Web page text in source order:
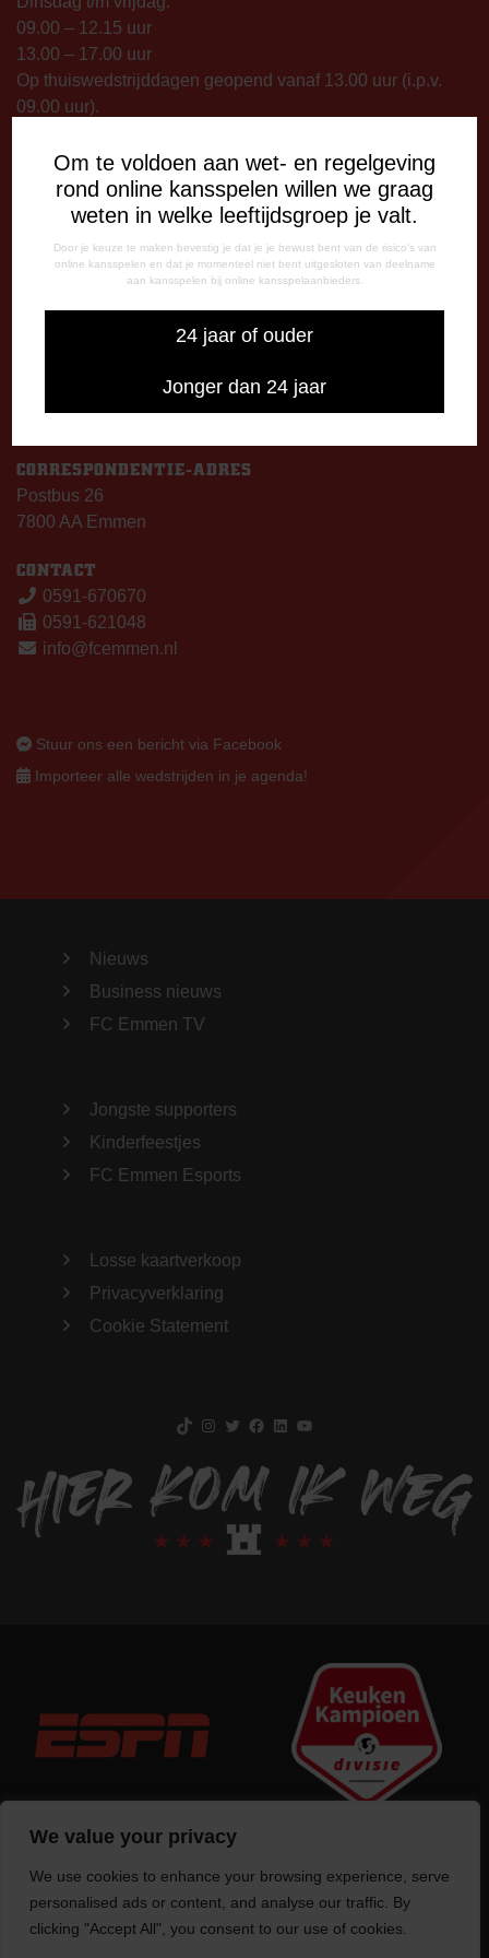
We value your privacy
We use cookies to enhance your browsing experience, serve
personalised ads or content, and analyse our traffic. By
clicking "Accept All", you consent to our use of cookies.
Om te voldoen aan wet- en regelgeving
rond online kansspelen willen we graag
weten in welke leeftijdsgroep je valt.
Door je keuze te maken bevestig je dat je je bewust bent van de risico's van
online kansspelen en dat je momenteel niet bent uitgesloten van deelname
aan kansspelen bij online kansspelaanbieders.
24 jaar of ouder
Jonger dan 24 jaar
09.00 – 12.15 uur
13.00 – 17.00 uur
Op thuiswedstrijddagen geopend vanaf 13.00 uur (i.p.v.
09.00 uur).
TELEFONISCHE BEREIKBAARHEID
Telefonisch bereikbaar op:
Dinsdag
13:00 - 17:00 uur
13:00 - 17:00 uur
CORRESPONDENTIE-ADRES
Postbus 26
7800 AA Emmen
CONTACT
0591-670670
0591-621048
info@fcemmen.nl
Stuur ons een bericht via Facebook
Importeer alle wedstrijden in je agenda!
Nieuws
Business nieuws
FC Emmen TV
Jongste supporters
Kinderfeestjes
FC Emmen Esports
Losse kaartverkoop
Privacyverklaring
Cookie Statement
Trotse bouwervan deze website